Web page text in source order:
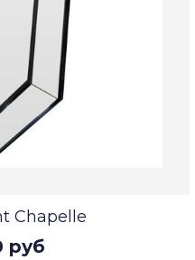
Chapelle
руб